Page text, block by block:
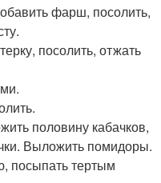
фарш, посолить,
посолить, отжать
половину кабачков,
Выложить помидоры.
посыпать тертым